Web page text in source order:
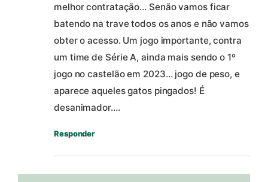
melhor contratação… Senão vamos ficar
batendo na trave todos os anos e não vamos
obter o acesso. Um jogo importante, contra
um time de Série A, ainda mais sendo o 1º
jogo no castelão em 2023… jogo de peso, e
aparece aqueles gatos pingados! É
desanimador….
Responder